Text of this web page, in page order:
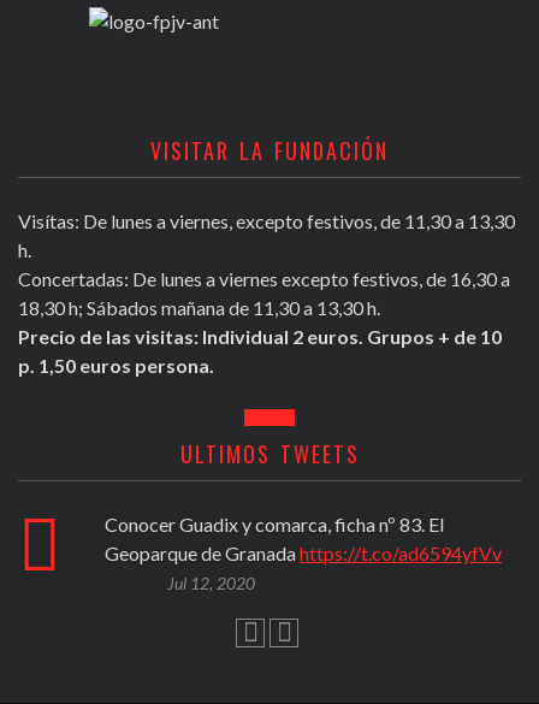
VISITAR LA FUNDACIÓN
Visítas: De lunes a viernes, excepto festivos, de 11,30 a 13,30
h.
Concertadas: De lunes a viernes excepto festivos, de 16,30 a
18,30 h; Sábados mañana de 11,30 a 13,30 h.
Precio de las visitas: Individual 2 euros. Grupos + de 10
p. 1,50 euros persona.
ULTIMOS TWEETS
Conocer Guadix y comarca, ficha nº 83. El
Geoparque de Granadahttps://t.co/ad6594yfVv
Jul 12, 2020